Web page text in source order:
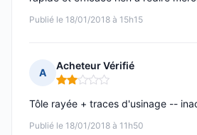
Publié le 18/01/2018 à 15h15
A
Acheteur Vérifié
Note : 2 sur 5
Publié le 18/01/2018 à 11h50
Tôle rayée + traces d'usinage --